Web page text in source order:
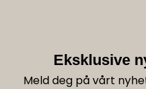
Eksklusive
Meld deg på vårt